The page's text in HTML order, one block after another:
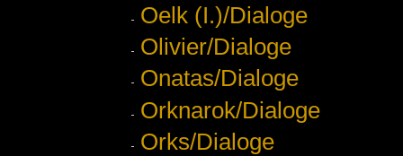
Oelk (I.)/Dialoge
Olivier/Dialoge
Onatas/Dialoge
Orknarok/Dialoge
Orks/Dialoge